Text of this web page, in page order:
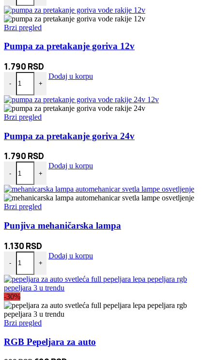
Brzi pregled
Pumpa za pretakanje goriva 12v
1.790 RSD
-
Pumpa za pretakanje goriva 12v količina
+
Dodaj u korpu
Brzi pregled
Pumpa za pretakanje goriva 24v
1.790 RSD
-
Pumpa za pretakanje goriva 24v količina
+
Dodaj u korpu
Brzi pregled
Punjiva mehaničarska lampa
1.130 RSD
-
Punjiva mehaničarska lampa količina
+
Dodaj u korpu
-30%
Brzi pregled
RGB Pepeljara za auto